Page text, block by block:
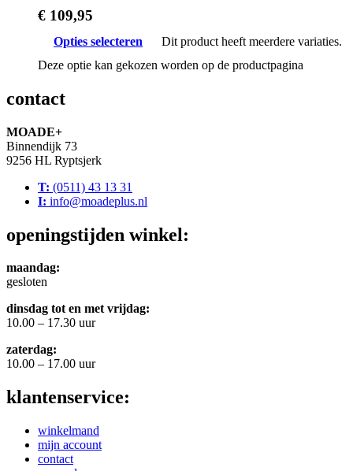
€ 109,95
Opties selecteren
Dit product heeft meerdere variaties.
Deze optie kan gekozen worden op de productpagina
contact
MOADE+
Binnendijk 73
9256 HL Ryptsjerk
T: (0511) 43 13 31
I: info@moadeplus.nl
openingstijden winkel:
maandag:
gesloten
dinsdag tot en met vrijdag:
10.00 – 17.30 uur
zaterdag:
10.00 – 17.00 uur
klantenservice:
winkelmand
mijn account
contact